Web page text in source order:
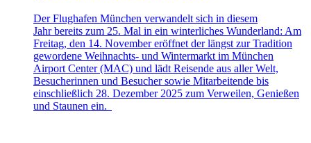
Der Flughafen München verwandelt sich in diesem
Jahr bereits zum 25. Mal in ein winterliches Wunderland: Am
Freitag, den 14. November eröffnet der längst zur Tradition
gewordene Weihnachts- und Wintermarkt im München
Airport Center (MAC) und lädt Reisende aus aller Welt,
Besucherinnen und Besucher sowie Mitarbeitende bis
einschließlich 28. Dezember 2025 zum Verweilen, Genießen
und Staunen ein.